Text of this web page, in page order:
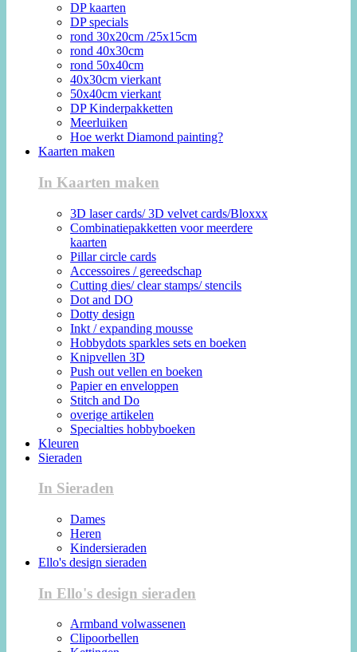
DP kaarten
DP specials
rond 30x20cm /25x15cm
rond 40x30cm
rond 50x40cm
40x30cm vierkant
50x40cm vierkant
DP Kinderpakketten
Meerluiken
Hoe werkt Diamond painting?
Kaarten maken
In Kaarten maken
3D laser cards/ 3D velvet cards/Bloxxx
Combinatiepakketten voor meerdere
kaarten
Pillar circle cards
Accessoires / gereedschap
Cutting dies/ clear stamps/ stencils
Dot and DO
Dotty design
Inkt / expanding mousse
Hobbydots sparkles sets en boeken
Knipvellen 3D
Push out vellen en boeken
Papier en enveloppen
Stitch and Do
overige artikelen
Specialties hobbyboeken
Kleuren
Sieraden
In Sieraden
Dames
Heren
Kindersieraden
Ello's design sieraden
In Ello's design sieraden
Armband volwassenen
Clipoorbellen